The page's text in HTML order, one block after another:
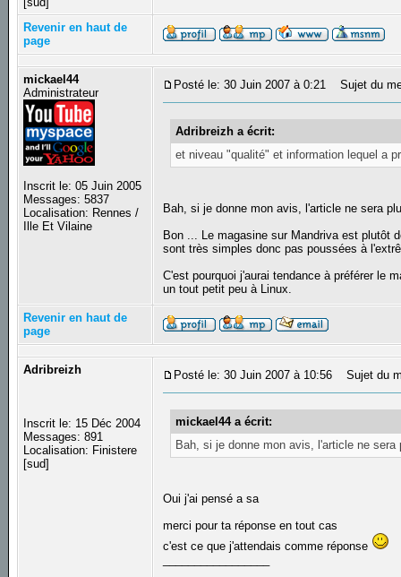
Revenir en haut de
page
mickael44
Administrateur
Inscrit le: 05 Juin 2005
Messages: 5837
Localisation: Rennes /
Ille Et Vilaine
Posté le: 30 Juin 2007 à 0:21 Sujet du
Adribreizh a écrit:
et niveau "qualité" et information lequel a
Bah, si je donne mon avis, l'article ne sera
Bon ... Le magasine sur Mandriva est plutôt
sont très simples donc pas poussées à
C'est pourquoi j'aurai tendance à préférer le
un tout petit peu à Linux.
Revenir en haut de
page
Adribreizh
Inscrit le: 15 Déc 2004
Messages: 891
Localisation: Finistere
[sud]
Posté le: 30 Juin 2007 à 10:56 Sujet du
mickael44 a écrit:
Bah, si je donne mon avis, l'article ne sera
Oui j'ai pensé a sa
merci pour ta réponse en tout cas
c'est ce que j'attendais comme réponse